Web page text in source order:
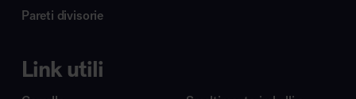
Pareti divisorie
Link utili